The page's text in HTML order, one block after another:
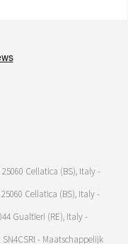
Cellatica (BS), Italy -
Cellatica (BS), Italy -
Gualtieri (RE), Italy -
- Maatschappelijk